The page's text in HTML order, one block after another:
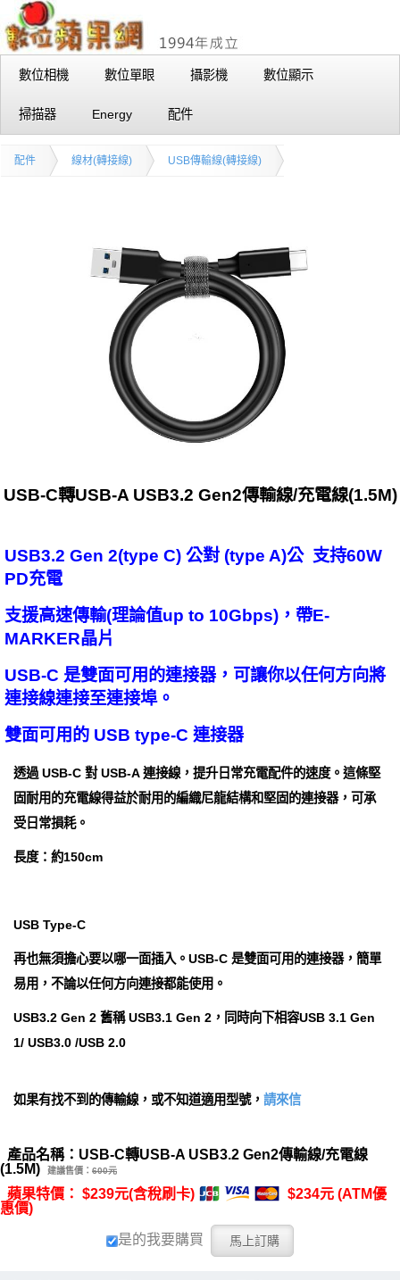
數位相機 數位單眼 攝影機 數位顯示
掃描器 Energy 配件
配件 線材(轉接線) USB傳輸線(轉接線)
USB-C轉USB-A USB3.2 Gen2傳輸線/充電線(1.5M)
USB3.2 Gen 2(type C) 公對 (type A)公 支持60W
PD充電
支援高速傳輸(理論值up to 10Gbps)，帶E-
MARKER晶片
USB-C 是雙面可用的連接器，可讓你以任何方向將
連接線連接至連接埠。
雙面可用的 USB type-C 連接器
透過 USB-C 對 USB-A 連接線，提升日常充電配件的速度。這條堅
固耐用的充電線得益於耐用的編織尼龍結構和堅固的連接器，可承
受日常損耗。
長度：約150cm
USB Type-C
再也無須擔心要以哪一面插入。USB-C 是雙面可用的連接器，簡單
易用，不論以任何方向連接都能使用。
USB3.2 Gen 2 舊稱 USB3.1 Gen 2，同時向下相容USB 3.1 Gen
1/ USB3.0 /USB 2.0
如果有找不到的傳輸線，或不知道適用型號， 請來信
產品名稱：USB-C轉USB-A USB3.2 Gen2傳輸線/充電線
(1.5M)
建議售價： 600元
蘋果特價： $239元(含稅刷卡)
$234元 (ATM優
惠價)
是的我要購買